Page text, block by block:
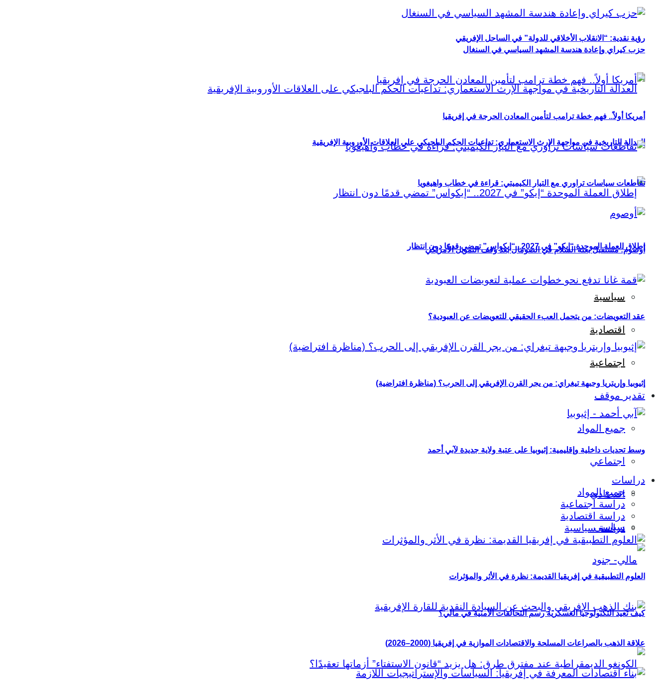
رؤية نقدية: “الانقلاب الأخلاقي للدولة” في الساحل الإفريقي
العدالة التاريخية في مواجهة الإرث الاستعماري: تداعيات الحكم البلجيكي على العلاقات الأوروبية الإفريقية
إطلاق العملة الموحدة “إيكو” في 2027.. “إيكواس” تمضي قدمًا دون انتظار
سياسية
اقتصادية
اجتماعية
تقدير موقف
جميع المواد
اجتماعي
اقتصادي
سياسي
كيف تعيد التكنولوجيا العسكرية رسم التحالفات الأمنية في مالي؟
حزب كيراي وإعادة هندسة المشهد السياسي في السنغال
أمريكا أولاً.. فهم خطة ترامب لتأمين المعادن الحرجة في إفريقيا
تقاطعات سياسات تراوري مع التيار الكيميتي: قراءة في خطاب واهيغويا
أوصوم: مستقبل بعثة السلام في الصومال بعد وقف التمويل الأمريكي
عقد التعويضات: من يتحمل العبء الحقيقي للتعويضات عن العبودية؟
إثيوبيا وإريتريا وجبهة تيغراي: من يجر القرن الإفريقي إلى الحرب؟ (مناظرة افتراضية)
وسط تحديات داخلية وإقليمية: إثيوبيا على عتبة ولاية جديدة لآبي أحمد
دراسات
جميع المواد
دراسة اجتماعية
دراسة اقتصادية
دراسة سياسية
العلوم التطبيقية في إفريقيا القديمة: نظرة في الأثر والمؤثرات
علاقة الذهب بالصراعات المسلحة والاقتصادات الموازية في إفريقيا (2000–2026)